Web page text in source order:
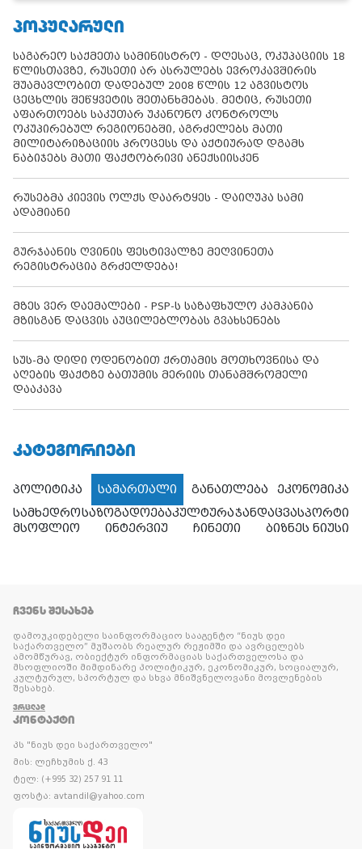
ᲞᲝᲞᲣᲚᲐᲠᲣᲚᲘ
საგარეო საქმეთა სამინისტრო - დღესაც, ოკუპაციის 18
წლისთავზე, რუსეთი არ ასრულებს ევროკავშირის
შუამავლობით დადებულ 2008 წლის 12 აგვისტოს
ცეცხლის შეწყვეტის შეთანხმებას. მეტიც, რუსეთი
აფართოებს საკუთარ უკანონო კონტროლს
ოკუპირებულ რეგიონებში, აგრძელებს მათი
მილიტარიზაციის პროცესს და აქტიურად დგამს
ნაბიჯებს მათი ფაქტობრივი ანექსიისკენ
რუსებმა კიევის ოლქს დაარტყეს - დაიღუპა სამი
ადამიანი
გურჯაანის ღვინის ფესტივალზე მეღვინეთა
რეგისტრაცია გრძელდება!
მზეს ვერ დაემალები - PSP-ს საზაფხულო კამპანია
მზისგან დაცვის აუცილებლობას გვახსენებს
სუს-მა დიდი ოდენობით ქრთამის მოთხოვნისა და
აღების ფაქტზე ბათუმის მერიის თანამშრომელი
დააკავა
ᲙᲐᲢᲔᲒᲝᲠᲘᲔᲑᲘ
პოლიტიკა სამართალი განათლება
ეკონომიკა
სამხედროსაზოგადოებაკულტურაჯანდაცვასპორტი
მსოფლიო
ინტერვიუ ჩინეთი ბიზნეს ნიუსი
ᲩᲕᲔᲜᲡ ᲨᲔᲡᲐᲮᲔᲑ
დამოუკიდებელი საინფორმაციო სააგენტო “ნიუს დეი
საქართველო” მუშაობს რეალურ რეჟიმში და ავრცელებს
ამომწურავ, ობიექტურ ინფორმაციას საქართველოსა და
მსოფლიოში მიმდინარე პოლიტიკურ, ეკონომიკურ, სოციალურ,
კულტურულ, სპორტულ და სხვა მნიშვნელოვანი მოვლენების
შესახებ.
ᲕᲠᲪᲚᲐᲓ
ᲙᲝᲜᲢᲐᲥᲢᲘ
პს "ნიუს დეი საქართველო"
მის: ლეჩხუმის ქ. 43
ტელ: (+995 32) 257 91 11
ფოსტა: avtandil@yahoo.com